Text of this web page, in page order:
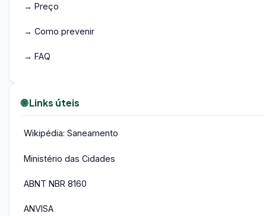
→ Preço
→ Como prevenir
→ FAQ
🌐 Links úteis
Wikipédia: Saneamento
Ministério das Cidades
ABNT NBR 8160
ANVISA